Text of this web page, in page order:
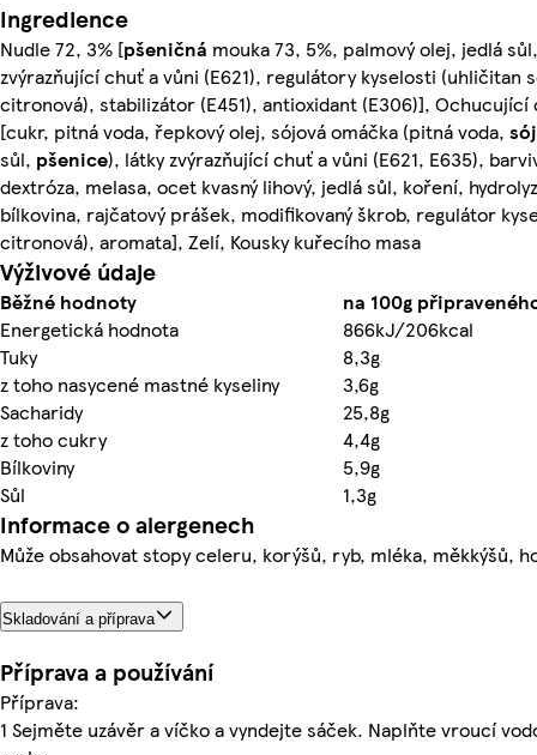
Ingredience
Nudle 72, 3% [pšeničná mouka 73, 5%, palmový olej, jedlá
zvýrazňující chuť a vůni (E621), regulátory kyselosti (uhličitan
citronová), stabilizátor (E451), antioxidant (E306)], Ochucující
[cukr, pitná voda, řepkový olej, sójová omáčka (pitná voda,
sůl, pšenice), látky zvýrazňující chuť a vůni (E621, E635),
dextróza, melasa, ocet kvasný lihový, jedlá sůl, koření,
bílkovina, rajčatový prášek, modifikovaný škrob, regulátor
citronová), aromata], Zelí, Kousky kuřecího masa
Výživové údaje
Běžné hodnoty
na 100g
Energetická hodnota
866kJ/206kcal
Tuky
8,3g
z toho nasycené mastné kyseliny
3,6g
Sacharidy
25,8g
z toho cukry
4,4g
Bílkoviny
5,9g
Sůl
1,3g
Informace o alergenech
Může obsahovat stopy celeru, korýšů, ryb, mléka, měkkýšů,
Skladování a příprava
Příprava a používání
Příprava:
1 Sejměte uzávěr a víčko a vyndejte sáček. Naplňte vroucí